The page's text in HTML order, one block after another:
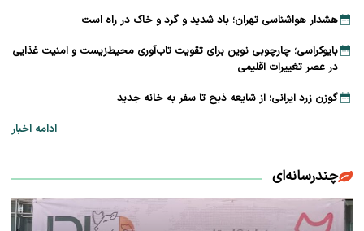
هشدار هواشناسی تهران؛ باد شدید و گرد و خاک در راه است
بایوکراسی؛ چارچوبی نوین برای تقویت تاب‌آوری محیط‌زیست و امنیت غذایی
در عصر تغییرات اقلیمی
گوزن زرد ایرانی؛ از شایعه ذبح تا سفر به خانه جدید
ادامه اخبار
چندرسانه‌ای